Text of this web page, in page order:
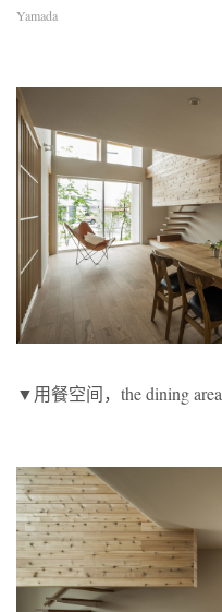
Yamada
▼用餐空间，the dining area